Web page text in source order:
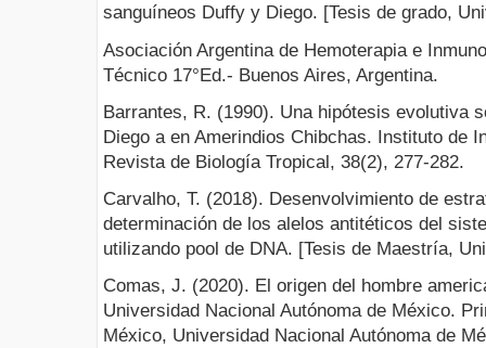
sanguíneos Duffy y Diego. [Tesis de grado,
Asociación Argentina de Hemoterapia e
Técnico 17°Ed.- Buenos Aires, Argentina.
Barrantes, R. (1990). Una hipótesis evolutiva
Diego a en Amerindios Chibchas. Instituto de
Revista de Biología Tropical, 38(2), 277-282.
Carvalho, T. (2018). Desenvolvimiento de
determinación de los alelos antitéticos del
utilizando pool de DNA. [Tesis de Maestría,
Comas, J. (2020). El origen del hombre
Universidad Nacional Autónoma de México.
México, Universidad Nacional Autónoma de